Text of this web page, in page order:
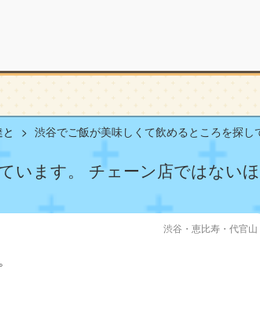
渋谷でご飯が美味しくて飲めるところを探し
います。 チェーン店ではない
渋谷・恵比寿・代官山